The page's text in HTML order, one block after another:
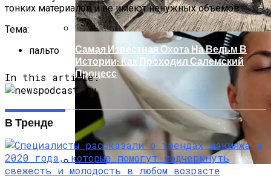
Самая Известная Охота На Ведьм В
Истории: Как Проходил Салемский
Процесс
тонких материалов и не имеют ненужных объемов.
Тема:
пальто
In this article:
В Тренде